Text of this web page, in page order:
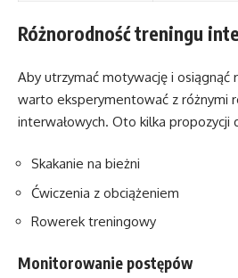
Różnorodność treningu
Aby utrzymać motywację i osiągnąć
warto eksperymentować z różnymi
interwałowych. Oto kilka propozycji
Skakanie na bieżni
Ćwiczenia z obciążeniem
Rowerek treningowy
Monitorowanie postępów